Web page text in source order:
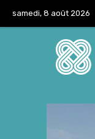
samedi, 8 août 2026